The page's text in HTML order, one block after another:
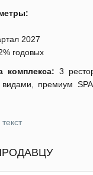
2027
годовых
комплекса: 3
премиум